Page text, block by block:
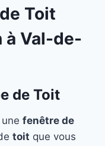
Toit
à Val-de-
de Toit
fenêtre de
toit que vous